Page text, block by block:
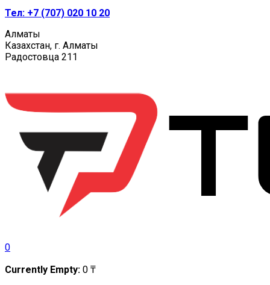
Тел: +7 (707) 020 10 20
Алматы
Казахстан, г. Алматы
Радостовца 211
0
Currently Empty: 0 ₸